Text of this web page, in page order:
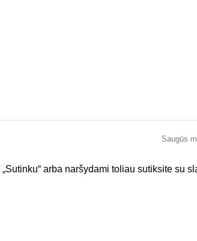
Saugūs
arba naršydami toliau sutiksite su